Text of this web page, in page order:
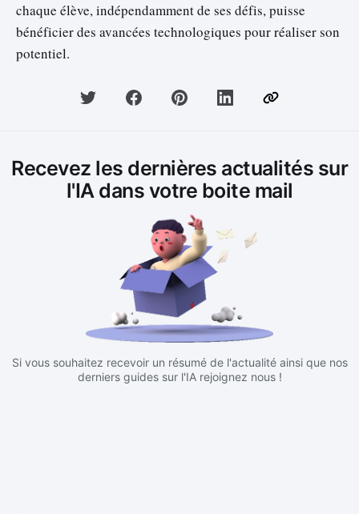
chaque élève, indépendamment de ses défis, puisse
bénéficier des avancées technologiques pour réaliser son
potentiel.
Recevez les dernières actualités sur
l'IA dans votre boite mail
Si vous souhaitez recevoir un résumé de l'actualité ainsi que nos
derniers guides sur l'IA rejoignez nous !